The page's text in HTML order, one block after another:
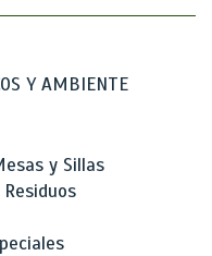
Y AMBIENTE
y Sillas